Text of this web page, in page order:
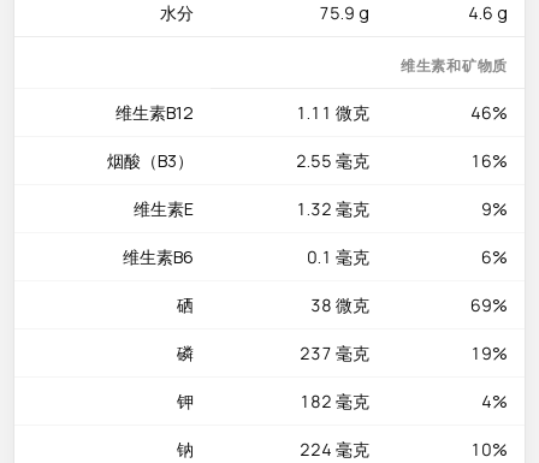
制的高汤鲜味浓郁，是煮粥、做汤面和烩饭的绝佳鲜味底料，物
出锅，多煮几秒就会变得橡皮般生硬失去弹性。虽然虾含有较高
胆固醇的影响远小于曾经的认知，健康人群适量食用无需过度担
忧，尽情享受虾带来的鲜美即可。
水分 75.9 g 4.6 g
维生素和矿物质
维生素B12 1.11 微克 46%
烟酸（B3） 2.55 毫克 16%
维生素E 1.32 毫克 9%
维生素B6 0.1 毫克 6%
硒 38 微克 69%
磷 237 毫克 19%
钾 182 毫克 4%
钠 224 毫克 10%